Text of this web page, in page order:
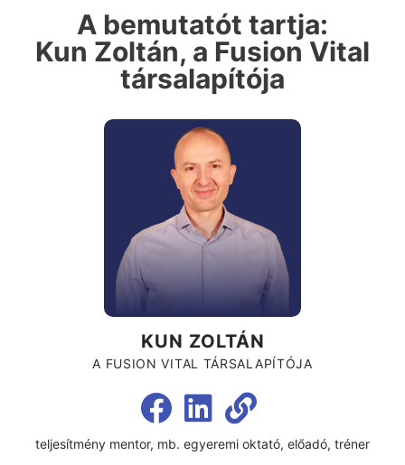
A bemutatót tartja:
Kun Zoltán, a Fusion Vital
társalapítója
KUN ZOLTÁN
A FUSION VITAL TÁRSALAPÍTÓJA
teljesítmény mentor, mb. egyeremi oktató, előadó, tréner